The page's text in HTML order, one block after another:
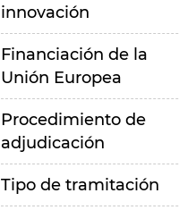
innovación
Financiación de la
Unión Europea
Procedimiento de
adjudicación
Tipo de tramitación